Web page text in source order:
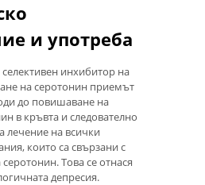
и употреба
селективен инхибитор на
на серотонин приемът
до повишаване на
в кръвта и следователно
лечение на всички
които са свързани с
Това се отнася
депресия.